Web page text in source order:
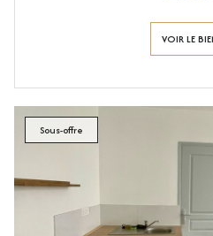
VOIR LE
Sous-offre